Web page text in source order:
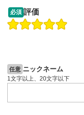
操作説明動画
必須 評価
任意 ニックネーム
1文字以上、20文字以下